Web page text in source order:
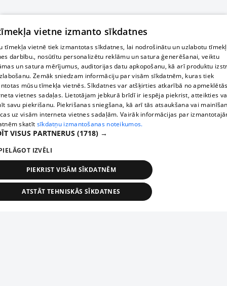
vietne izmanto sīkdatnes
tīmekļa vietnē tiek izmantotas sīkdatnes, lai nodrošinātu un uzlabotu
darbību., nosūtītu personalizētu reklāmu un satura ģenerēšanai, veiktu
un satura mērījumus, auditorijas datu apkopošanu, kā arī produktu
Zemāk sniedzam informāciju par visām sīkdatnēm, kuras tiek
mūsu tīmekļa vietnēs. Sīkdatnes var atšķirties atkarībā no
vietnes sadaļas. Lietotājam jebkurā brīdī ir iespēja piekrist, atteikties
savu piekrišanu. Piekrišanas sniegšana, kā arī tās atsaukšana vai
uz visām interneta vietnes sadaļām. Vairāk informācijas par
skatīt sīkdatņu izmantošanas noteikumos.
VISUS PARTNERUS (1718) →
IZVĒLI
PIEKRIST VISĀM SĪKDATNĒM
ATSTĀT TEHNISKĀS SĪKDATNES